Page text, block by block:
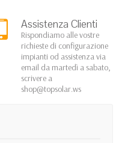
Assistenza Clienti
Rispondiamo alle vostre
richieste di configurazione
impianti od assistenza via
email da martedì a sabato,
scrivere a
shop@topsolar.ws